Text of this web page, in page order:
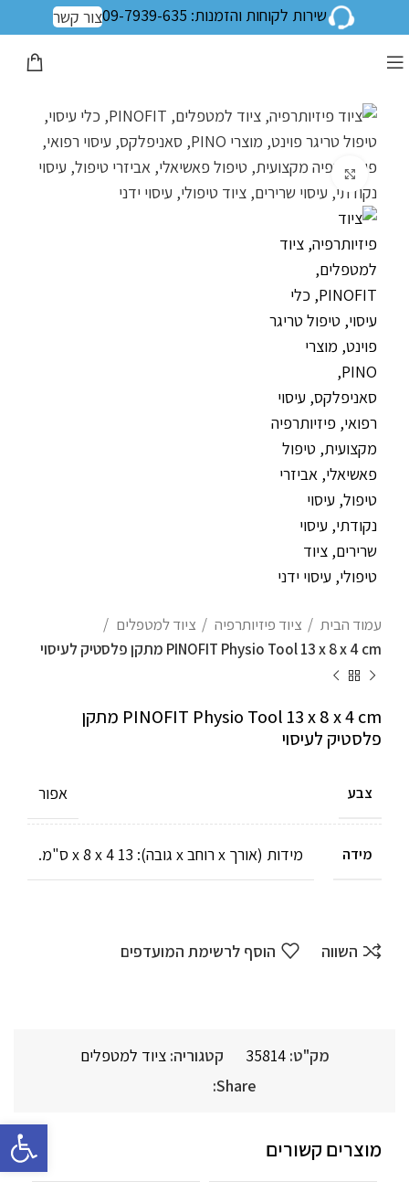
שירות לקוחות והזמנות: 09-7939-635 צור קשר
לחצו להגדלה
עמוד הבית ציוד פיזיותרפיה
ציוד למטפלים
PINOFIT Physio Tool 13 x 8 x 4 cm מתקן פלסטיק לעיסוי
PINOFIT Physio Tool 13 x 8 x 4 cm מתקן
פלסטיק לעיסוי
צבע אפור
מידה מידות (אורך x רוחב x גובה): 13 x 8 x 4 ס"מ.
השווה הוסף לרשימת המועדפים
מק"ט:35814 קטגוריה: ציוד למטפלים
Share:
מוצרים קשורים פתח